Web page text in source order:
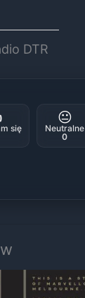
DTR
się
😐
Neutralne
0